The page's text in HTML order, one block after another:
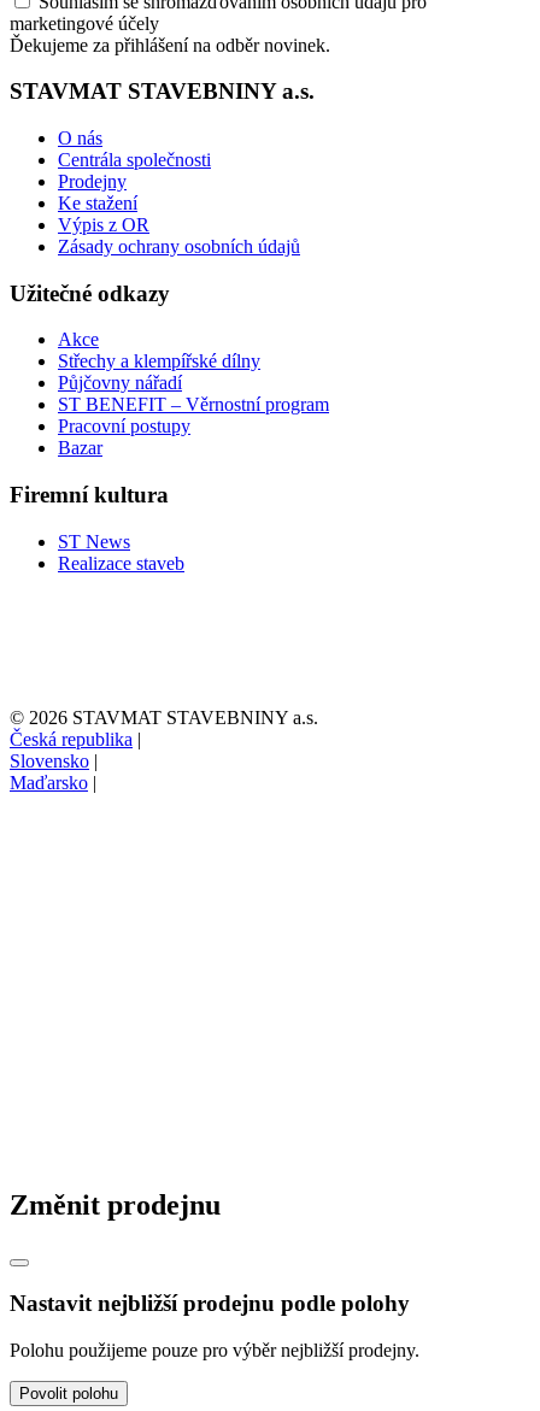
marketingové účely
Ďekujeme za přihlášení na odběr novinek.
STAVMAT STAVEBNINY a.s.
O nás
Centrála společnosti
Prodejny
Ke stažení
Výpis z OR
Zásady ochrany osobních údajů
Užitečné odkazy
Akce
Střechy a klempířské dílny
Půjčovny nářadí
ST BENEFIT – Věrnostní program
Pracovní postupy
Bazar
Firemní kultura
ST News
Realizace staveb
© 2026 STAVMAT STAVEBNINY a.s.
Česká republika |
Slovensko |
Maďarsko |
Změnit prodejnu
Nastavit nejbližší prodejnu podle polohy
Polohu použijeme pouze pro výběr nejbližší prodejny.
Povolit polohu